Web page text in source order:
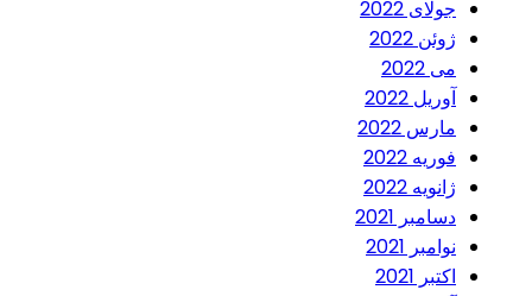
جولای 2022
ژوئن 2022
می 2022
آوریل 2022
مارس 2022
فوریه 2022
ژانویه 2022
دسامبر 2021
نوامبر 2021
اکتبر 2021